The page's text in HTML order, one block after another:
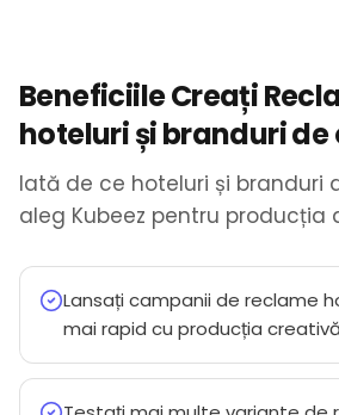
Beneficiile Creați
hoteluri și branduri
Iată de ce hoteluri și branduri
aleg Kubeez pentru producția
Lansați campanii de reclame
mai rapid cu producția